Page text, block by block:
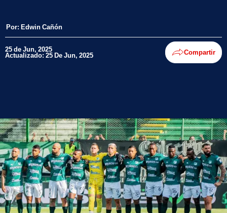
Por: Edwin Cañón
25 de Jun, 2025
Actualizado: 25 De Jun, 2025 Compartir